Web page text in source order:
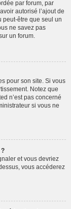
par forum, par
autorisé l’ajout de
peut-être que seul un
ne savez pas
un forum.
pour son site. Si vous
Notez que
n’est pas concerné
si vous ne
et vous devriez
vous accéderez